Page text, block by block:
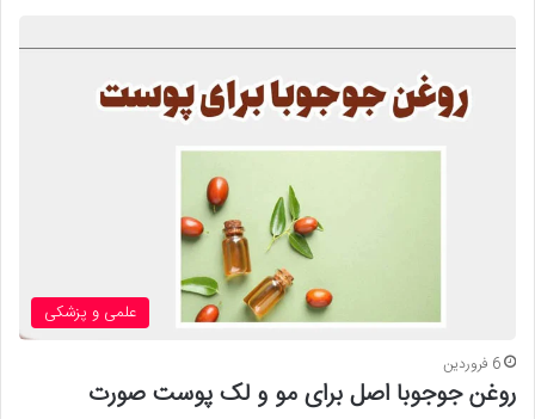
علمی و پزشکی
6 فروردین
روغن جوجوبا اصل برای مو و لک پوست صورت